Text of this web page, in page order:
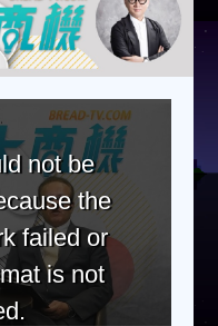
not be
the
failed or
is not